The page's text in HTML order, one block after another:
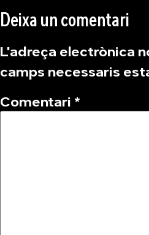
Deixa un comentari
L'adreça electrònica
camps necessaris
Comentari *